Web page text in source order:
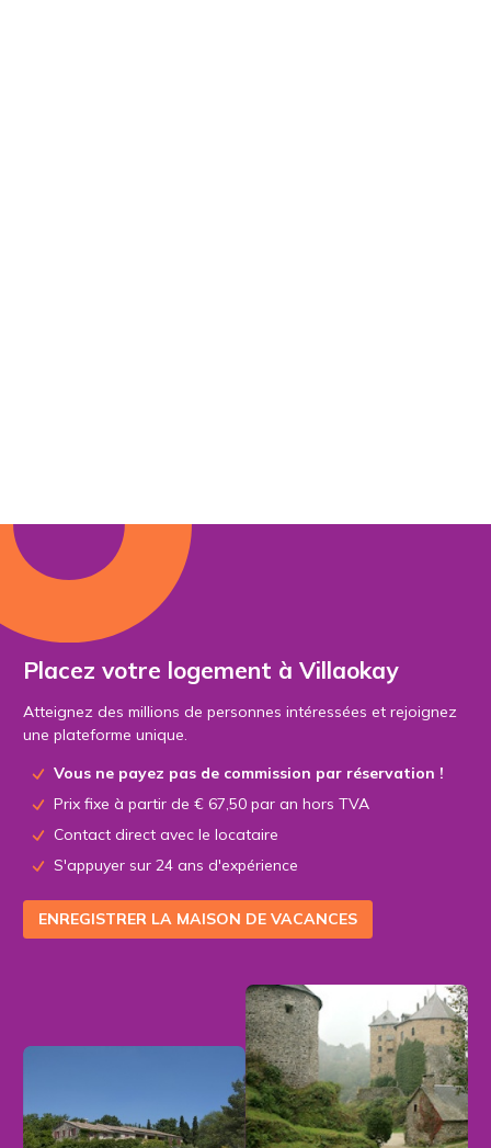
Placez votre logement à Villaokay
Atteignez des millions de personnes intéressées et rejoignez
une plateforme unique.
Vous ne payez pas de commission par réservation !
Prix fixe à partir de € 67,50 par an hors TVA
Contact direct avec le locataire
S'appuyer sur 24 ans d'expérience
ENREGISTRER LA MAISON DE VACANCES